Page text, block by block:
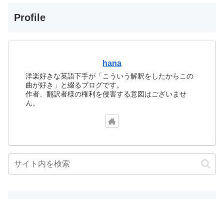
Profile
hana
洋楽好きな英語下手が「こういう解釈をしたからこの
曲が好き」と綴るブログです。
作者、翻訳者様の権利を侵害する意図はございませ
ん。